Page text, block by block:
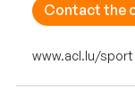
Contact the
www.acl.lu/sport